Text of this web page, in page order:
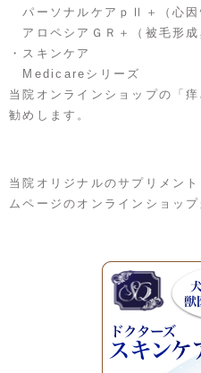
パーソナルケアｐⅡ＋（心因
アロペシアＧＲ＋（被毛形成
・スキンケア
Medicareシリーズ
当院オンラインショップの「
勧めします。
当院オリジナルのサプリメン
ムページのオンラインショッ